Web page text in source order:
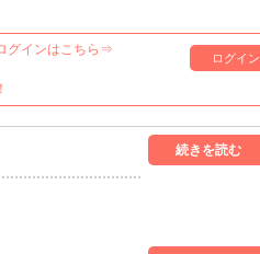
グインはこちら⇒
ログイン